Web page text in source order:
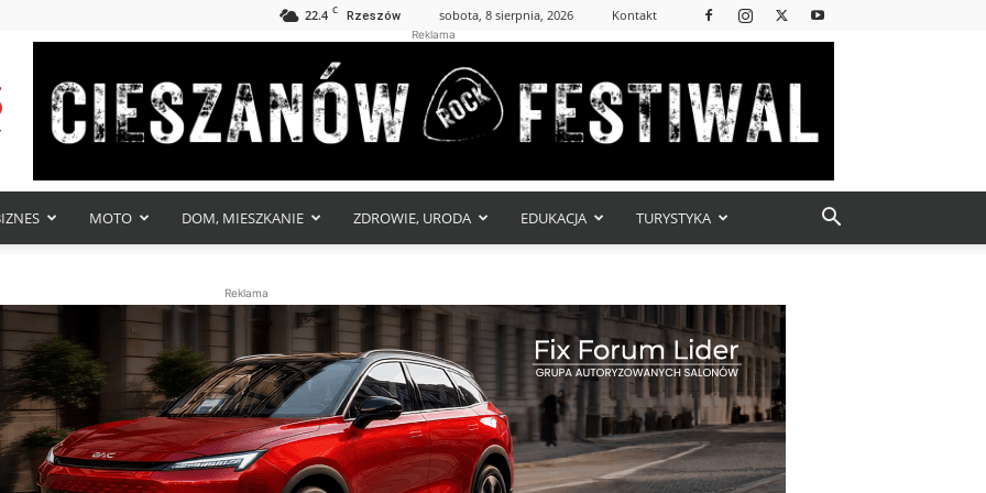
22.4 C Rzeszów sobota, 8 sierpnia, 2026 Kontakt
Reklama
MOTO DOM, MIESZKANIE ZDROWIE, URODA EDUKACJA TURYSTYKA
Reklama